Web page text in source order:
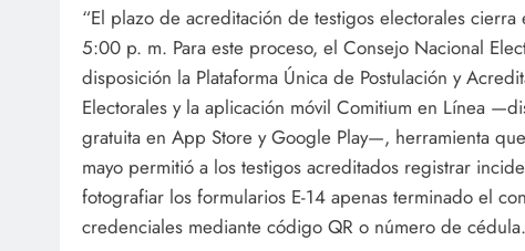
“El plazo de acreditación de testigos electorales
5:00 p. m. Para este proceso, el Consejo Nacional
disposición la Plataforma Única de Postulación y
Electorales y la aplicación móvil Comitium en Línea
gratuita en App Store y Google Play—, herramienta
mayo permitió a los testigos acreditados registrar
fotografiar los formularios E-14 apenas terminado el
credenciales mediante código QR o número de cédula.